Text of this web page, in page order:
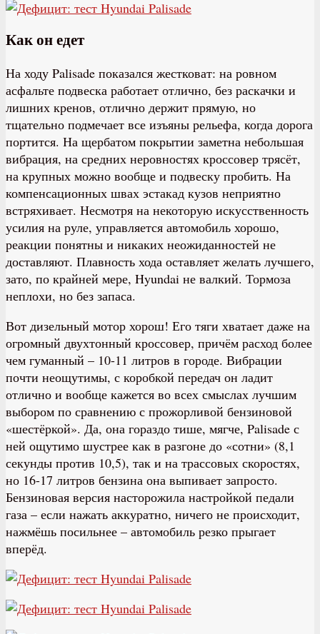
Как он едет
На ходу Palisade показался жестковат: на ровном
асфальте подвеска работает отлично, без раскачки и
лишних кренов, отлично держит прямую, но
тщательно подмечает все изъяны рельефа, когда дорога
портится. На щербатом покрытии заметна небольшая
вибрация, на средних неровностях кроссовер трясёт,
на крупных можно вообще и подвеску пробить. На
компенсационных швах эстакад кузов неприятно
встряхивает. Несмотря на некоторую искусственность
усилия на руле, управляется автомобиль хорошо,
реакции понятны и никаких неожиданностей не
доставляют. Плавность хода оставляет желать лучшего,
зато, по крайней мере, Hyundai не валкий. Тормоза
неплохи, но без запаса.
Вот дизельный мотор хорош! Его тяги хватает даже на
огромный двухтонный кроссовер, причём расход более
чем гуманный – 10-11 литров в городе. Вибрации
почти неощутимы, с коробкой передач он ладит
отлично и вообще кажется во всех смыслах лучшим
выбором по сравнению с прожорливой бензиновой
«шестёркой». Да, она гораздо тише, мягче, Palisade с
ней ощутимо шустрее как в разгоне до «сотни» (8,1
секунды против 10,5), так и на трассовых скоростях,
но 16-17 литров бензина она выпивает запросто.
Бензиновая версия насторожила настройкой педали
газа – если нажать аккуратно, ничего не происходит,
нажмёшь посильнее – автомобиль резко прыгает
вперёд.